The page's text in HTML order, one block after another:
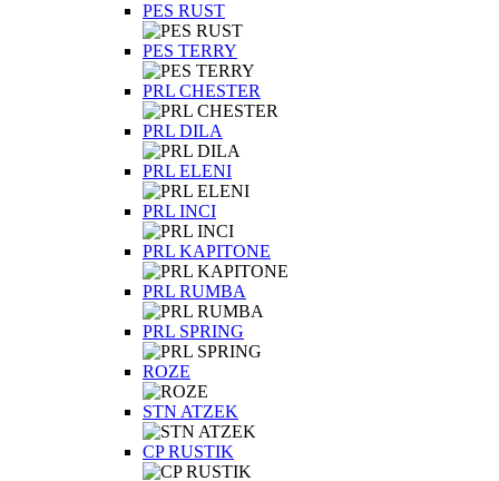
PES RUST
PES TERRY
PRL CHESTER
PRL DILA
PRL ELENI
PRL INCI
PRL KAPITONE
PRL RUMBA
PRL SPRING
ROZE
STN ATZEK
СP RUSTIK